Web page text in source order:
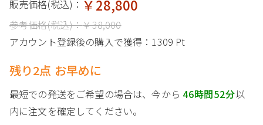
販売価格(税込)： ￥28,800
参考価格(税込)：￥38,000
アカウント登録後の購入で獲得： 1309 Pt
残り2点 お早めに
最短での発送をご希望の場合は、今から 46時間52分以
内に注文を確定してください。